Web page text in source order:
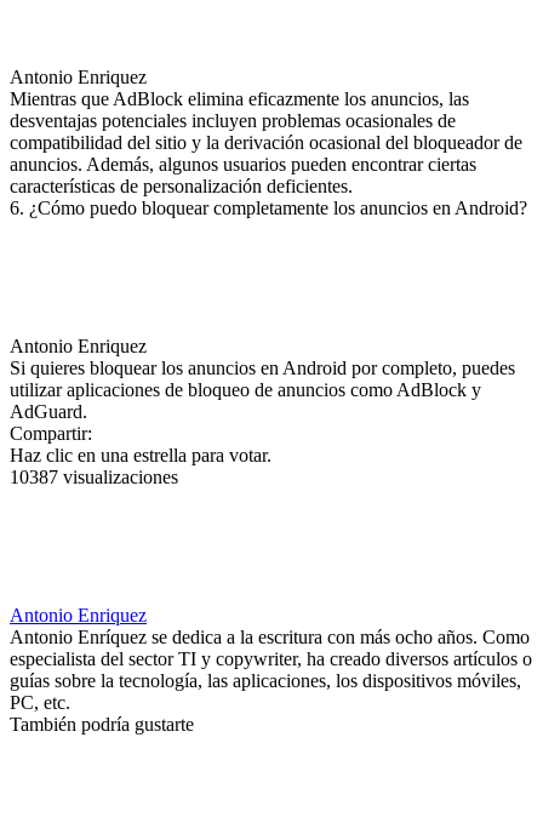
Antonio Enriquez
Mientras que AdBlock elimina eficazmente los anuncios, las
desventajas potenciales incluyen problemas ocasionales de
compatibilidad del sitio y la derivación ocasional del bloqueador de
anuncios. Además, algunos usuarios pueden encontrar ciertas
características de personalización deficientes.
6. ¿Cómo puedo bloquear completamente los anuncios en Android?
Antonio Enriquez
Si quieres bloquear los anuncios en Android por completo, puedes
utilizar aplicaciones de bloqueo de anuncios como AdBlock y
AdGuard.
Compartir:
Haz clic en una estrella para votar.
10387 visualizaciones
Antonio Enriquez
Antonio Enríquez se dedica a la escritura con más ocho años. Como
especialista del sector TI y copywriter, ha creado diversos artículos o
guías sobre la tecnología, las aplicaciones, los dispositivos móviles,
PC, etc.
También podría gustarte